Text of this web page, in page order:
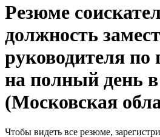
Резюме
должность
руководителя
на полный день
(Московская
Чтобы видеть все резюме,